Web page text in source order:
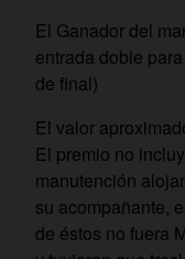
El Ganador del
entrada doble
de final)
El valor
El premio no
manutención
su acompañante,
de éstos no fuera